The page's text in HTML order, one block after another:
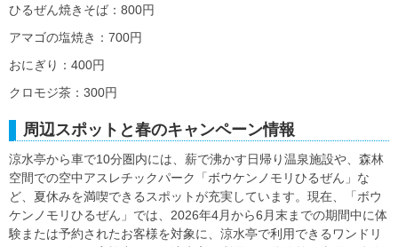
ひるぜん焼きそば：800円
アマゴの塩焼き：700円
おにぎり：400円
クロモジ茶：300円
周辺スポットと春のキャンペーン情報
涼水亭から車で10分圏内には、薪で沸かす日帰り温泉施設や、森林
空間での空中アスレチックパーク「ボウケンノモリひるぜん」な
ど、夏休みを満喫できるスポットが充実しています。現在、「ボウ
ケンノモリひるぜん」では、2026年4月から6月末までの期間中に体
験または予約されたお客様を対象に、涼水亭で利用できるワンドリ